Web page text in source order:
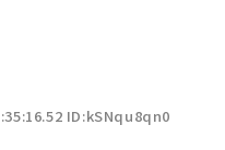
ID:kSNqu8qn0